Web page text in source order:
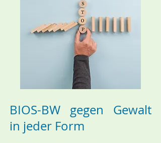
BIOS-BW gegen Gewalt
in jeder Form